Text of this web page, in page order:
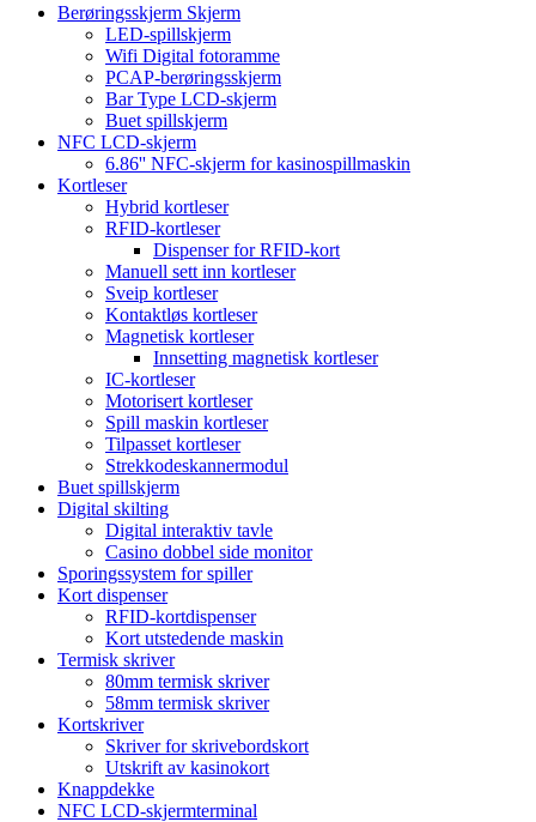
Berøringsskjerm Skjerm
LED-spillskjerm
Wifi Digital fotoramme
PCAP-berøringsskjerm
Bar Type LCD-skjerm
Buet spillskjerm
NFC LCD-skjerm
6.86'' NFC-skjerm for kasinospillmaskin
Kortleser
Hybrid kortleser
RFID-kortleser
Dispenser for RFID-kort
Manuell sett inn kortleser
Sveip kortleser
Kontaktløs kortleser
Magnetisk kortleser
Innsetting magnetisk kortleser
IC-kortleser
Motorisert kortleser
Spill maskin kortleser
Tilpasset kortleser
Strekkodeskannermodul
Buet spillskjerm
Digital skilting
Digital interaktiv tavle
Casino dobbel side monitor
Sporingssystem for spiller
Kort dispenser
RFID-kortdispenser
Kort utstedende maskin
Termisk skriver
80mm termisk skriver
58mm termisk skriver
Kortskriver
Skriver for skrivebordskort
Utskrift av kasinokort
Knappdekke
NFC LCD-skjermterminal